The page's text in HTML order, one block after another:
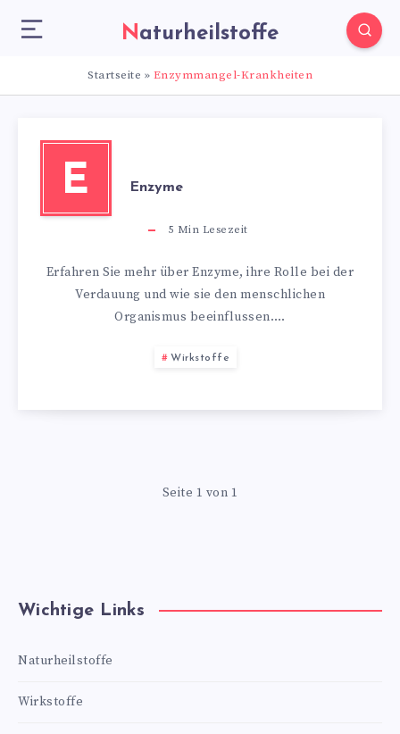
Naturheilstoffe
Startseite » Enzymmangel-Krankheiten
E Enzyme
5 Min Lesezeit
Erfahren Sie mehr über Enzyme, ihre Rolle bei der
Verdauung und wie sie den menschlichen
Organismus beeinflussen….
Wirkstoffe
Seite 1 von 1
Wichtige Links
Naturheilstoffe
Wirkstoffe